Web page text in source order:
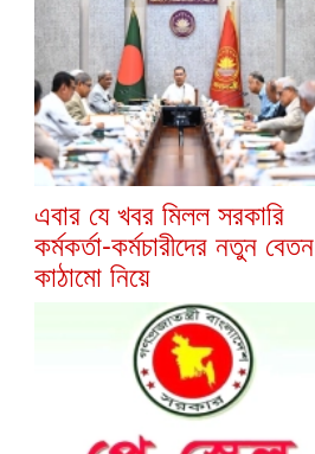
এবার যে খবর মিলল সরকারি
কর্মকর্তা-কর্মচারীদের নতুন বেতন
কাঠামো নিয়ে